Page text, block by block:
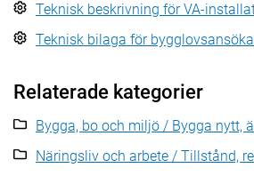
Teknisk beskrivning för VA-
Teknisk bilaga för
Relaterade kategorier
Bygga, bo och miljö / Bygga nytt,
Näringsliv och arbete / Tillstånd,